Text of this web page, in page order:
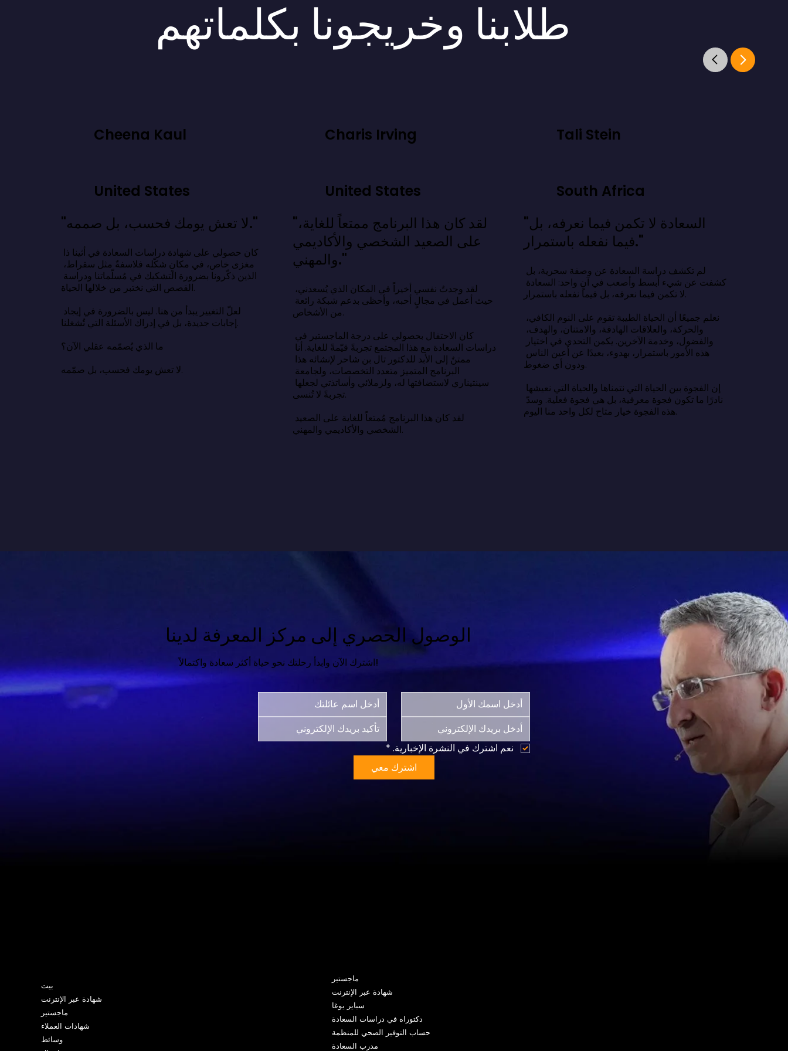
طلابنا وخريجونا بكلماتهم
Cheena Kaul
United States
"لا تعش يومك فحسب، بل صممه."
القصص التي نختبر من خلالها الحياة.
إجابات جديدة، بل في إدراك الأسئلة التي تُشغلنا.
ما الذي يُصمّمه عقلي الآن؟
لا تعش يومك فحسب، بل صمّمه.
Charis Irving
United States
"لقد كان هذا البرنامج ممتعاً للغاية،
على الصعيد الشخصي والأكاديمي
والمهني."
من الأشخاص.
تجربةً لا تُنسى.
الشخصي والأكاديمي والمهني.
Tali Stein
South Africa
"السعادة لا تكمن فيما نعرفه، بل
فيما نفعله باستمرار."
لا تكمن فيما نعرفه، بل فيما نفعله باستمرار.
ودون أي ضغوط.
هذه الفجوة خيار متاح لكل واحد منا اليوم.
الوصول الحصري إلى مركز المعرفة لدينا
اشترك الآن وابدأ رحلتك نحو حياة أكثر سعادة واكتمالاً!
نعم اشترك في النشرة الإخبارية. *
اشترك معي
بيت
شهادة عبر الإنترنت
ماجستير
شهادات العملاء
وسائط
ماجستير
شهادة عبر الإنترنت
سباير يوغا
دكتوراه في دراسات السعادة
حساب التوفير الصحي للمنظمة
مدرب السعادة